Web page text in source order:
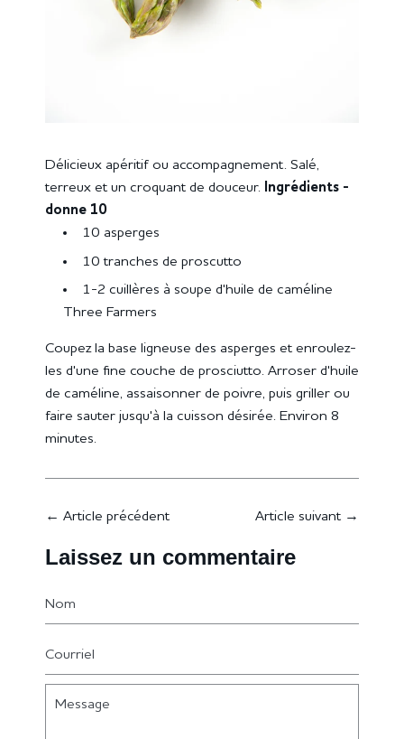
Délicieux apéritif ou accompagnement. Salé,
terreux et un croquant de douceur.
Ingrédients -
donne 10
10 asperges
10 tranches de proscutto
1-2 cuillères à soupe d'huile de caméline
Three Farmers
Coupez la base ligneuse des asperges et enroulez-
les d'une fine couche de prosciutto. Arroser d'huile
de caméline, assaisonner de poivre, puis griller ou
faire sauter jusqu'à la cuisson désirée. Environ 8
minutes.
← Article précédent Article suivant →
Laissez un commentaire